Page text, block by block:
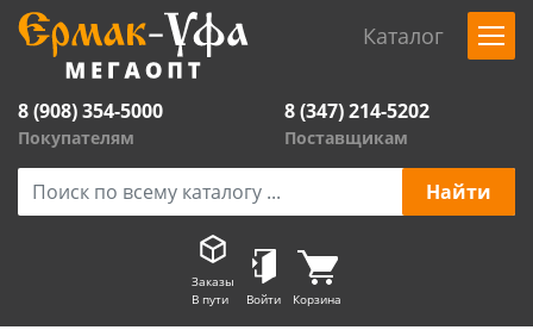
Каталог
8 (908) 354-5000
Покупателям
8 (347) 214-5202
Поставщикам
Заказы
В пути
Войти Корзина